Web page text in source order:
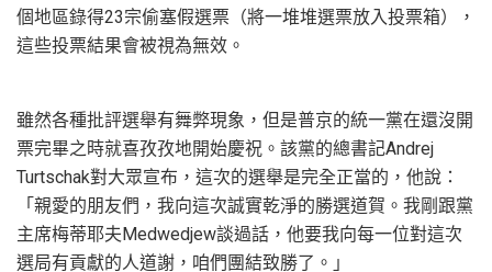
個地區錄得23宗偷塞假選票（將一堆堆選票放入投票箱），
這些投票結果會被視為無效。
雖然各種批評選舉有舞弊現象，但是普京的統一黨在還沒開
票完畢之時就喜孜孜地開始慶祝。該黨的總書記Andrej
Turtschak對大眾宣布，這次的選舉是完全正當的，他說：
「親愛的朋友們，我向這次誠實乾淨的勝選道賀。我剛跟黨
主席梅蒂耶夫Medwedjew談過話，他要我向每一位對這次
選局有貢獻的人道謝，咱們團結致勝了。」